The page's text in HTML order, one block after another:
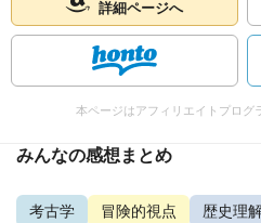
詳細ページへ
本ページはアフィリエイトプログ
みんなの感想まとめ
考古学 冒険的視点 歴史理